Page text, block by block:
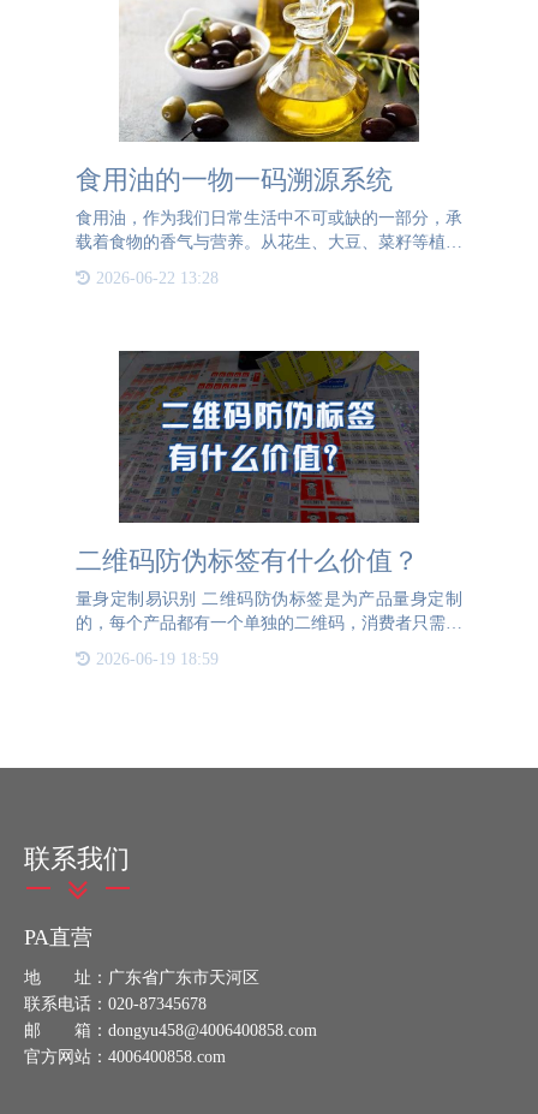
食用油的一物一码溯源系统
食用油，作为我们日常生活中不可或缺的一部分，承
载着食物的香气与营养。从花生、大豆、菜籽等植物
在食用油的制作过程中，从原材料的采摘到加工，每
2026-06-22 13:28
二维码防伪标签有什么价值？
量身定制易识别 二维码防伪标签是为产品量身定制
的，每个产品都有一个单独的二维码，消费者只需扫
购买。为每个产品贴上防伪标签可以提高产品的美观
2026-06-19 18:59
联系我们
PA直营
地 址：广东省广东市天河区
联系电话：020-87345678
邮 箱：dongyu458@4006400858.com
官方网站：4006400858.com